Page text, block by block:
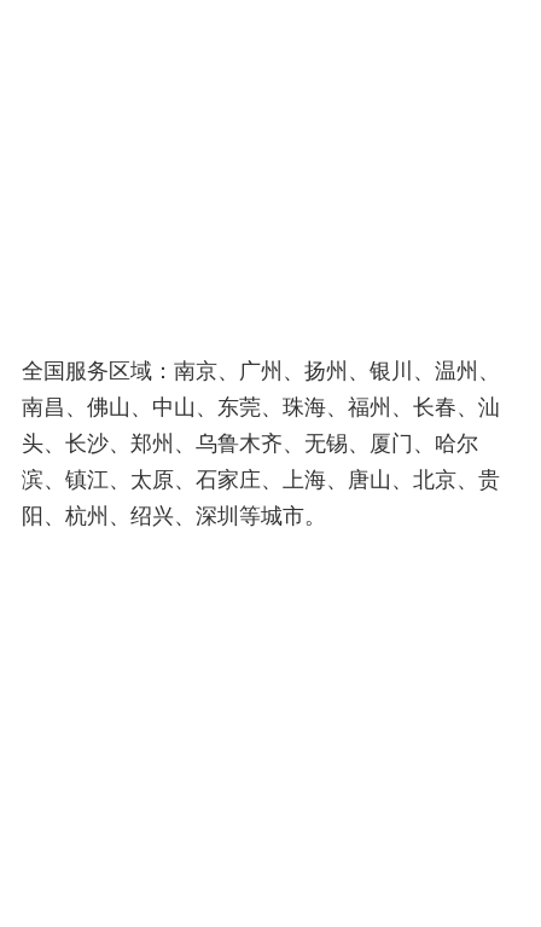
全国服务区域：南京、广州、扬州、银川、温州、
南昌、佛山、中山、东莞、珠海、福州、长春、汕
头、长沙、郑州、乌鲁木齐、无锡、厦门、哈尔
滨、镇江、太原、石家庄、上海、唐山、北京、贵
阳、杭州、绍兴、深圳等城市。